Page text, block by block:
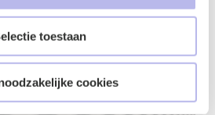
toestaan
cookies